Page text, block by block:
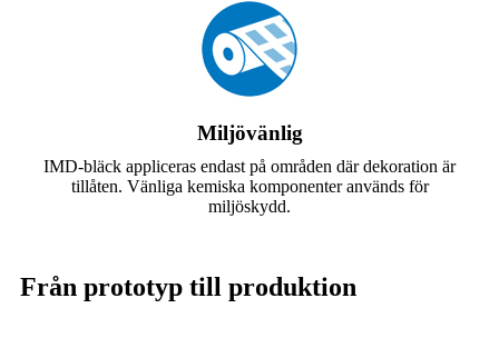
Miljövänlig
IMD-bläck appliceras endast på områden där dekoration är
tillåten. Vänliga kemiska komponenter används för
miljöskydd.
Från prototyp till produktion